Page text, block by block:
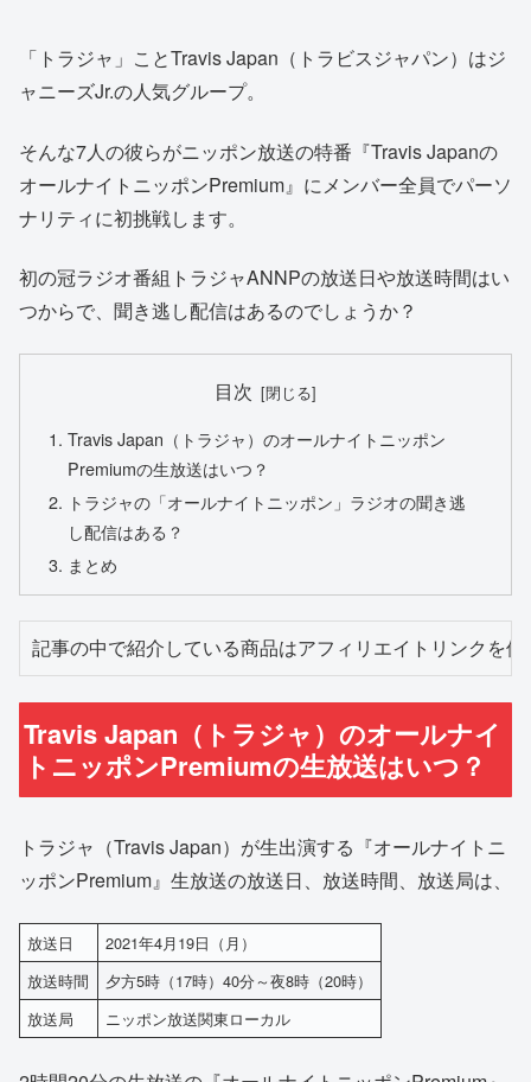
「トラジャ」ことTravis Japan（トラビスジャパン）はジ
ャニーズJr.の人気グループ。
そんな7人の彼らがニッポン放送の特番『Travis Japanの
オールナイトニッポンPremium』にメンバー全員でパーソ
ナリティに初挑戦します。
初の冠ラジオ番組トラジャANNPの放送日や放送時間はい
つからで、聞き逃し配信はあるのでしょうか？
目次
Travis Japan（トラジャ）のオールナイトニッポン
Premiumの生放送はいつ？
トラジャの「オールナイトニッポン」ラジオの聞き逃
し配信はある？
まとめ
記事の中で紹介している商品はアフィリエイトリンクを
Travis Japan（トラジャ）のオールナイ
トニッポンPremiumの生放送はいつ？
トラジャ（Travis Japan）が生出演する『オールナイトニ
ッポンPremium』生放送の放送日、放送時間、放送局は、
放送日
2021年4月19日（月）
放送時間
夕方5時（17時）40分～夜8時（20時）
放送局
ニッポン放送関東ローカル